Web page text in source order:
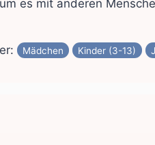
es mit anderen
Mädchen Kinder (3-13)